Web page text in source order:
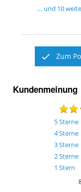
… und 10
Zum
Kundenmeinung
5Sterne
4Sterne
3Sterne
2Sterne
1 Stern